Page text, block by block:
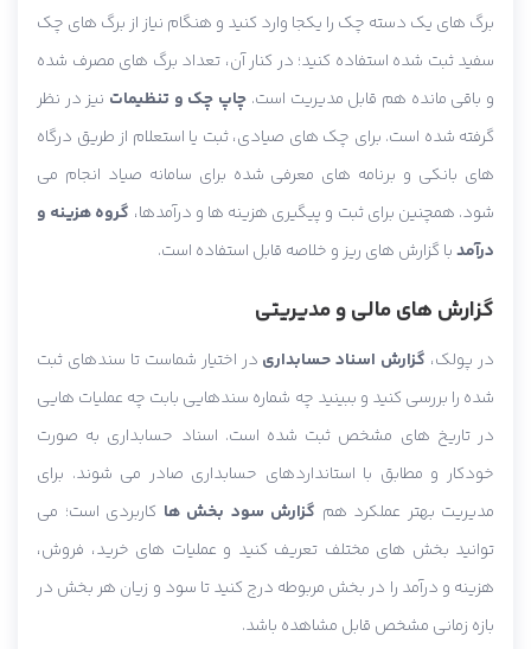
برگ های یک دسته چک را یکجا وارد کنید و هنگام نیاز از برگ های چک
سفید ثبت شده استفاده کنید؛ در کنار آن، تعداد برگ های مصرف شده
و باقی مانده هم قابل مدیریت است. چاپ چک و تنظیمات نیز در نظر
گرفته شده است. برای چک های صیادی، ثبت یا استعلام از طریق درگاه
های بانکی و برنامه های معرفی شده برای سامانه صیاد انجام می
شود. همچنین برای ثبت و پیگیری هزینه ها و درآمدها، گروه هزینه و
درآمدبا گزارش های ریز و خلاصه قابل استفاده است.
گزارش های مالی و مدیریتی
در پولک، گزارش اسناد حسابداری در اختیار شماست تا سندهای ثبت
شده را بررسی کنید و ببینید چه شماره سندهایی بابت چه عملیات هایی
در تاریخ های مشخص ثبت شده است. اسناد حسابداری به صورت
خودکار و مطابق با استانداردهای حسابداری صادر می شوند. برای
مدیریت بهتر عملکرد هم گزارش سود بخش ها کاربردی است؛ می
توانید بخش های مختلف تعریف کنید و عملیات های خرید، فروش،
هزینه و درآمد را در بخش مربوطه درج کنید تا سود و زیان هر بخش در
بازه زمانی مشخص قابل مشاهده باشد.